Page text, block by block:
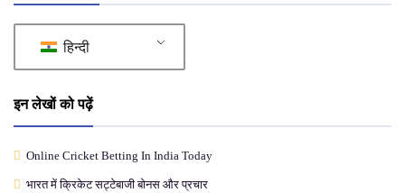
हिन्दी
इन लेखों को पढ़ें
Online Cricket Betting In India Today
भारत में क्रिकेट सट्टेबाजी बोनस और प्रचार